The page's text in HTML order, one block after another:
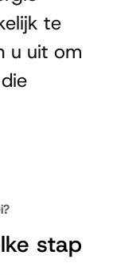
te
u uit om
stap